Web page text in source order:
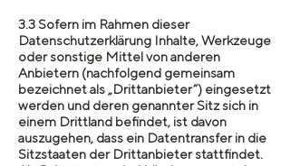
3.3 Sofern im Rahmen dieser
Datenschutzerklärung Inhalte, Werkzeuge
oder sonstige Mittel von anderen
Anbietern (nachfolgend gemeinsam
bezeichnet als „Drittanbieter“) eingesetzt
werden und deren genannter Sitz sich in
einem Drittland befindet, ist davon
auszugehen, dass ein Datentransfer in die
Sitzstaaten der Drittanbieter stattfindet.